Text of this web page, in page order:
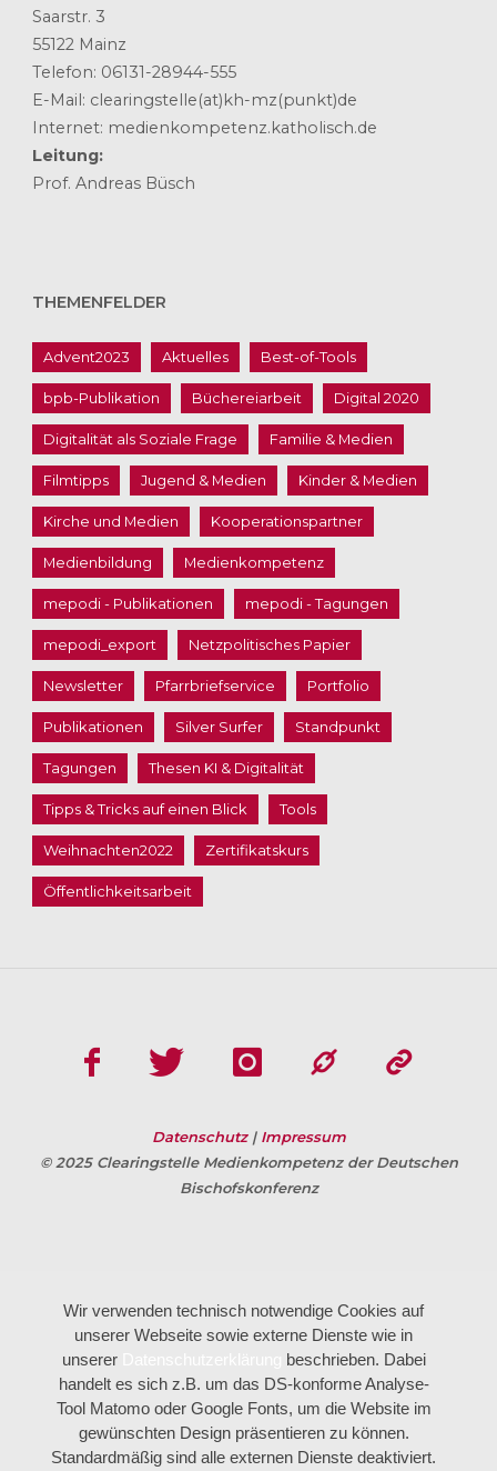
Saarstr. 3
55122 Mainz
Telefon: 06131-28944-555
E-Mail: clearingstelle(at)kh-mz(punkt)de
Internet: medienkompetenz.katholisch.de
Leitung:
Prof. Andreas Büsch
THEMENFELDER
Advent2023 Aktuelles Best-of-Tools
bpb-Publikation Büchereiarbeit Digital 2020
Digitalität als Soziale Frage Familie & Medien
Filmtipps Jugend & Medien Kinder & Medien
Kirche und Medien Kooperationspartner
Medienbildung Medienkompetenz
mepodi - Publikationen mepodi - Tagungen
mepodi_export Netzpolitisches Papier
Newsletter Pfarrbriefservice Portfolio
Publikationen Silver Surfer Standpunkt
Tagungen Thesen KI & Digitalität
Tipps & Tricks auf einen Blick Tools
Weihnachten2022 Zertifikatskurs
Öffentlichkeitsarbeit
Datenschutz | Impressum
© 2025 Clearingstelle Medienkompetenz der Deutschen
Bischofskonferenz
Wir verwenden technisch notwendige Cookies auf
unserer Webseite sowie externe Dienste wie in
unserer
beschrieben. Dabei
handelt es sich z.B. um das DS-konforme Analyse-
Tool Matomo oder Google Fonts, um die Website im
gewünschten Design präsentieren zu können.
Standardmäßig sind alle externen Dienste deaktiviert.